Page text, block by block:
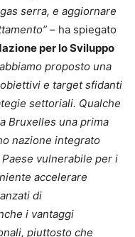
serra, e aggiornare
– ha spiegato
per lo Sviluppo
proposto una
e target sfidanti
settoriali. Qualche
Bruxelles una prima
nazione integrato
vulnerabile per i
accelerare
di
i vantaggi
piuttosto che